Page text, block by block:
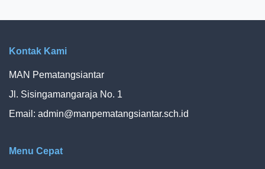
Kontak Kami
MAN Pematangsiantar
Jl. Sisingamangaraja No. 1
Email: admin@manpematangsiantar.sch.id
Menu Cepat